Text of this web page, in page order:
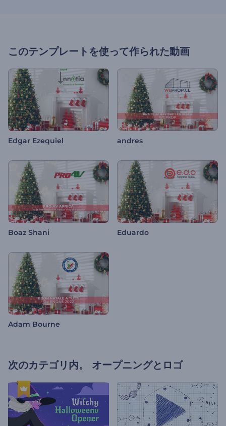
このテンプレートを使って作られた動画
Edgar Ezequiel andres
Boaz Shani Eduardo
Adam Bourne
次のカテゴリ内。 オープニングとロゴ